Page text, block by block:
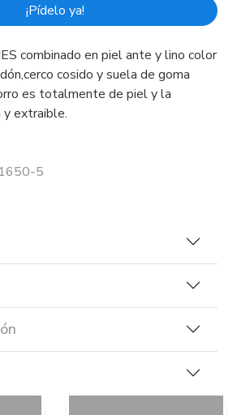
¡Pídelo ya!
combinado en piel ante y lino color
cosido y suela de goma
es totalmente de piel y la
extraible.
5